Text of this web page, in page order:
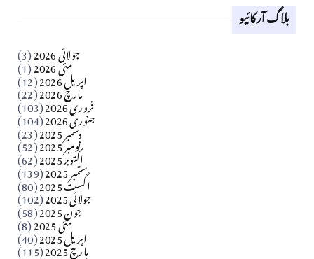
Apr 18, 2026
بلاگ آرکائیو
جولائی 2026 (3) مئی 2026 (1) اپریل 2026 (12) مارچ 2026 (22) فروری 2026 (103) جنوری 2026 (104) دسمبر 2025 (23) نومبر 2025 (52) اکتوبر 2025 (62) ستمبر 2025 (139) اگست 2025 (80) جولائی 2025 (102) جون 2025 (58) مئی 2025 (8) اپریل 2025 (40) مارچ 2025 (115)